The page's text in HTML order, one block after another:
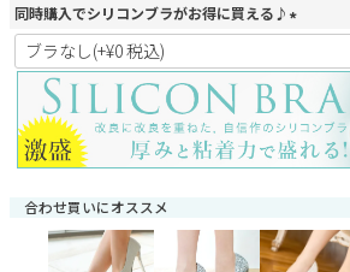
同時購入でシリコンブラがお得に買える♪
(
須
)
合わせ買いにオススメ